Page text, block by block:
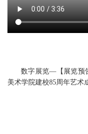
数字展览—【展览预
美术学院建校85周年艺术